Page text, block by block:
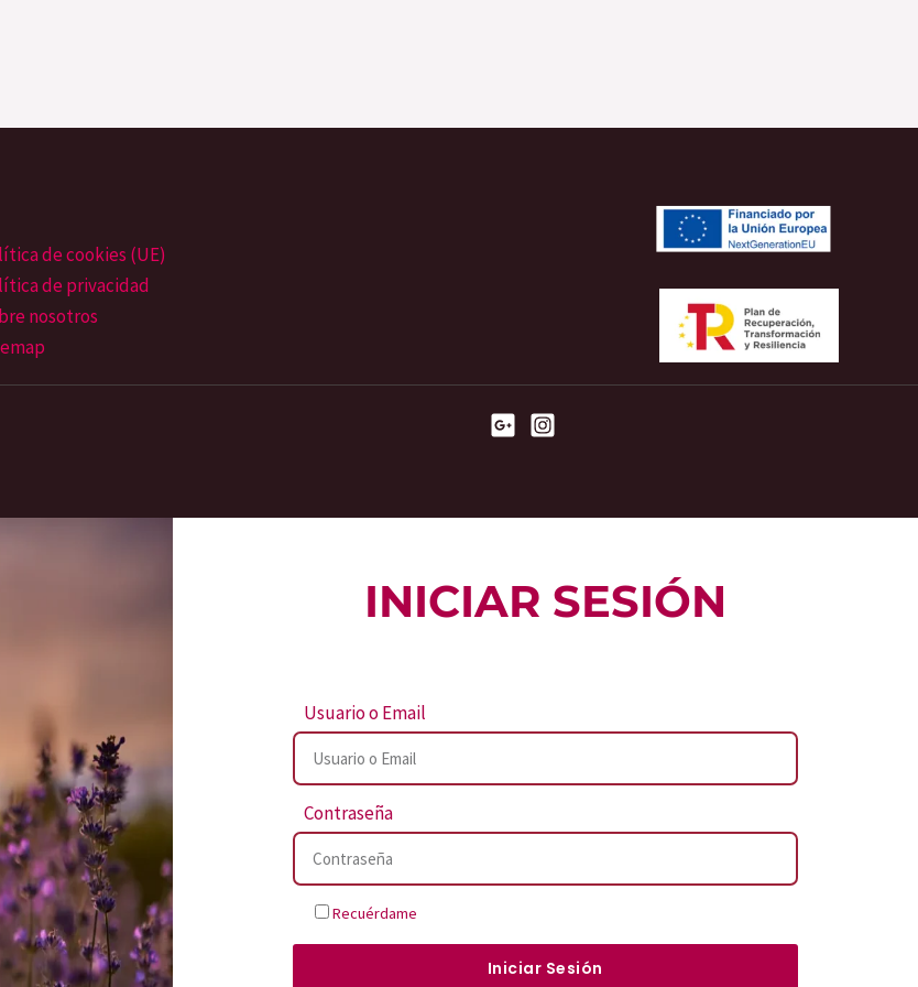
de cookies (UE)
de privacidad
nosotros
INICIAR SESIÓN
Usuario o Email
Contraseña
Recuérdame
Iniciar Sesión